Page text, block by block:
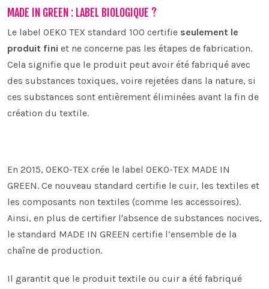
MADE IN GREEN : LABEL BIOLOGIQUE ?
Le label OEKO TEX standard 100 certifie seulement le
produit fini et ne concerne pas les étapes de fabrication.
Cela signifie que le produit peut avoir été fabriqué avec
des substances toxiques, voire rejetées dans la nature, si
ces substances sont entièrement éliminées avant la fin de
création du textile.
En 2015, OEKO-TEX crée le label OEKO-TEX MADE IN
GREEN. Ce nouveau standard certifie le cuir, les textiles et
les composants non textiles (comme les accessoires).
Ainsi, en plus de certifier l'absence de substances nocives,
le standard MADE IN GREEN certifie l’ensemble de la
chaîne de production.
Il garantit que le produit textile ou cuir a été fabriqué